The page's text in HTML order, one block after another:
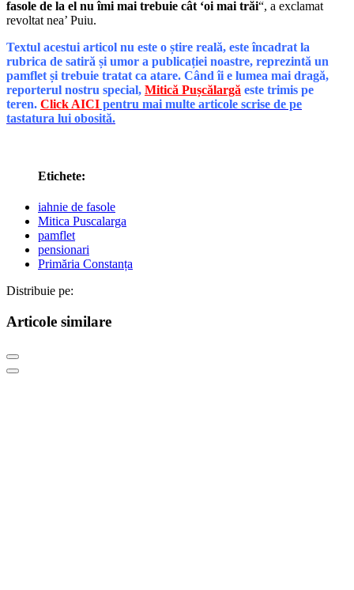
fasole de la el nu îmi mai trebuie cât ‘oi mai trăi“, a exclamat
revoltat nea’ Puiu.
Textul acestui articol nu este o știre reală, este încadrat la
rubrica de satiră și umor a publicației noastre, reprezintă un
pamflet și trebuie tratat ca atare. Când îi e lumea mai dragă,
reporterul nostru special, Mitică Pușcălargă este trimis pe
teren. Click AICI pentru mai multe articole scrise de pe
tastatura lui obosită.
Etichete:
iahnie de fasole
Mitica Puscalarga
pamflet
pensionari
Primăria Constanța
Distribuie pe:
Articole similare